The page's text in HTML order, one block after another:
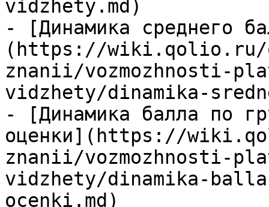
vidzhety.md)
- [Динамика среднего
(https://wiki.qolio.ru/
znanii/vozmozhnosti-
vidzhety/dinamika-
- [Динамика балла по
оценки](https://
znanii/vozmozhnosti-
vidzhety/dinamika-
ocenki.md)